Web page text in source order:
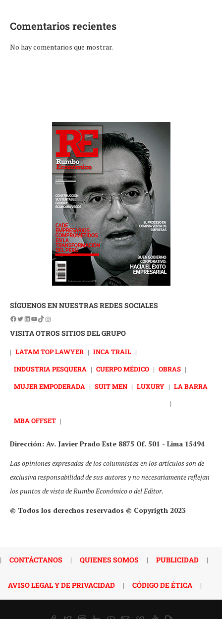
Comentarios recientes
No hay comentarios que mostrar.
SÍGUENOS EN NUESTRAS REDES SOCIALES
VISITA OTROS SITIOS DEL GRUPO
| LATAM TOP LAWYER | INCA TRAIL |
INDUSTRIA PESQUERA | CUERPO MÉDICO | OBRAS |
MUJER EMPODERADA | SUIT MEN | LUXURY | LA BARRA
|
MBA OFFSET |
Dirección: Av. Javier Prado Este 8875 Of. 501 - Lima 15494
Las opiniones expresadas de los columnistas en los artículos son de
exclusiva responsabilidad de sus autores y no necesariamente reflejan
los puntos de vista de Rumbo Económico o del Editor.
© Todos los derechos reservados © Copyrigth 2023
| CONTÁCTANOS | QUIENES SOMOS | PUBLICIDAD |
AVISO LEGAL Y DE PRIVACIDAD | CÓDIGO DE ÉTICA |